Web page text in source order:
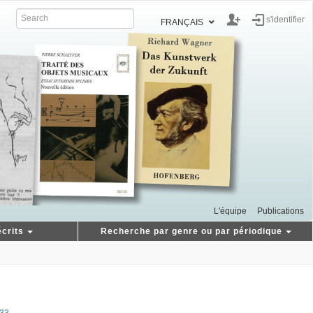
FRANÇAIS s'identifier
L'équipe Publications
Recherche par genre ou par périodique